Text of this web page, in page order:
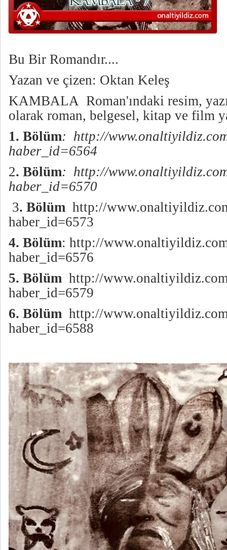
Bu Bir Romandır....
Yazan ve çizen: Oktan Keleş
KAMBALA Roman'ındaki resim,
olarak roman, belgesel, kitap ve film
1. Bölüm: http://
haber_id=6564
2. Bölüm: http://
haber_id=6570
3. Bölüm http://
haber_id=6573
4. Bölüm: http://
haber_id=6576
5. Bölüm http://
haber_id=6579
6. Bölüm http://
haber_id=6588